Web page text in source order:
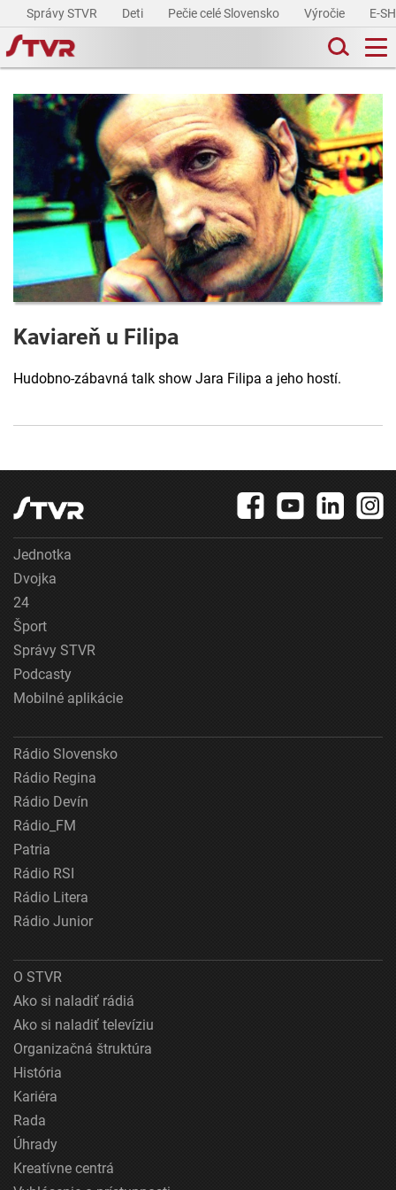
Správy STVR Deti Pečie celé Slovensko Výročie E-
Kaviareň u Filipa
Hudobno-zábavná talk show Jara Filipa a jeho hostí.
Jednotka
Dvojka
24
Šport
Správy STVR
Podcasty
Mobilné aplikácie
Rádio Slovensko
Rádio Regina
Rádio Devín
Rádio_FM
Patria
Rádio RSI
Rádio Litera
Rádio Junior
O STVR
Ako si naladiť rádiá
Ako si naladiť televíziu
Organizačná štruktúra
História
Kariéra
Rada
Úhrady
Kreatívne centrá